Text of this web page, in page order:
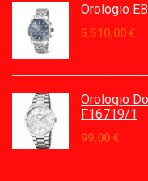
Orologio
5.510,00 €
Orologio
F16719/1
99,00 €